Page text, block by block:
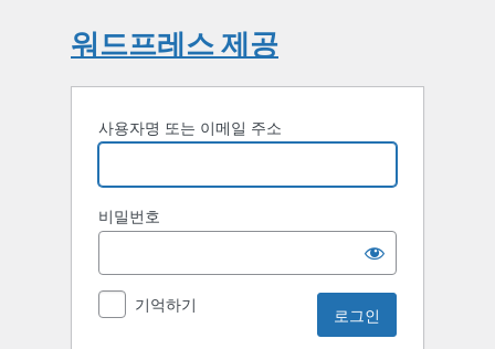
워드프레스 제공
사용자명 또는 이메일 주소
비밀번호
기억하기